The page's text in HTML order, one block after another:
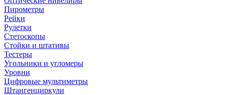
Пирометры
Рейки
Рулетки
Стетоскопы
Стойки и штативы
Тестеры
Угольники и угломеры
Уровни
Цифровые мультиметры
Штангенциркули